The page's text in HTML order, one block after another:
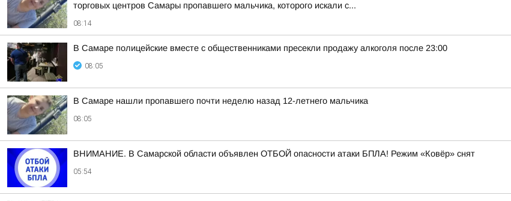
торговых центров Самары пропавшего мальчика, которого искали с...
08:14
В Самаре полицейские вместе с общественниками пресекли продажу алкоголя после 23:00
08:05
В Самаре нашли пропавшего почти неделю назад 12-летнего мальчика
08:05
ВНИМАНИЕ. В Самарской области объявлен ОТБОЙ опасности атаки БПЛА! Режим «Ковёр» снят
05:54